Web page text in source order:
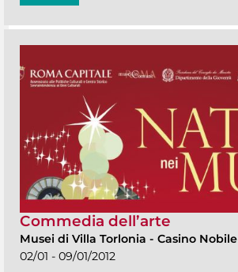
Commedia dell’arte
Musei di Villa Torlonia - Casino Nobile
02/01 - 09/01/2012